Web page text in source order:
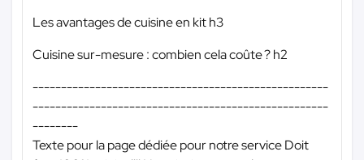
Les avantages de cuisine en kit h3
Cuisine sur-mesure : combien cela coûte ? h2
----------------------------------------------------
----------------------------------------------------
--------
Texte pour la page dédiée pour notre service Doit